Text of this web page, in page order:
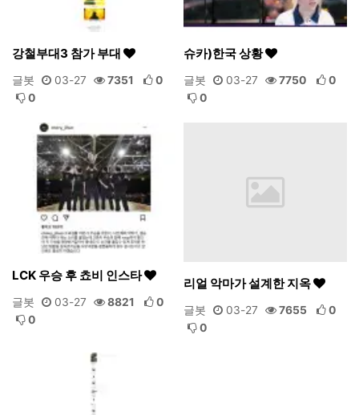
강철부대3 참가 부대
글봇 03-27 7351
0
0
슈카)한국 상황
글봇 03-27 7750
0
0
LCK 우승 후 쵸비 인스타
글봇 03-27 8821
0
0
리얼 악마가 설계한 지옥
글봇 03-27 7655
0
0